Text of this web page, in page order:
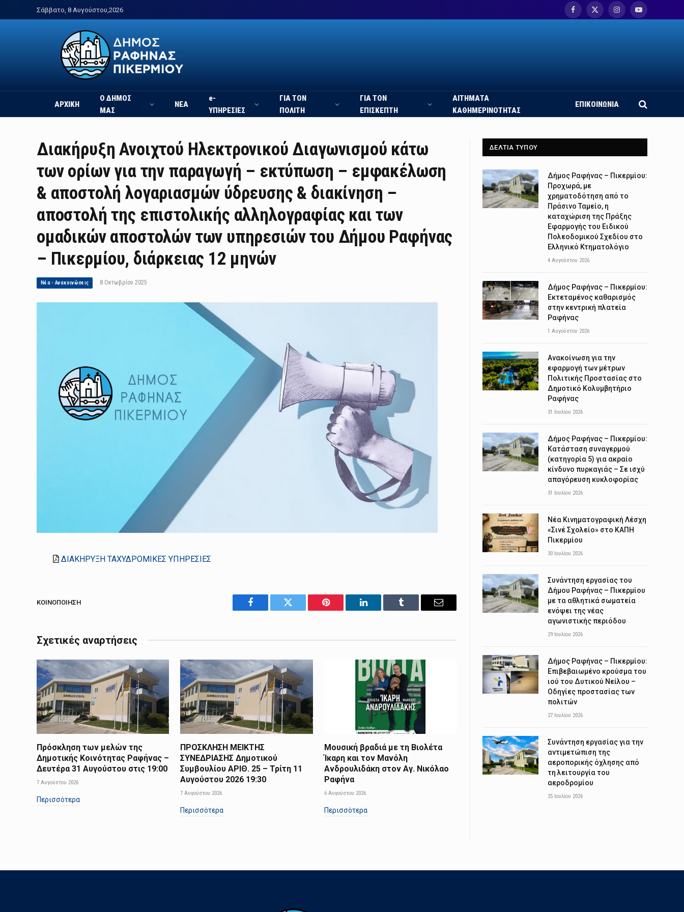
Σάββατο, 8 Αυγούστου,2026
Facebook
X
InstagramYouTube
ΑΡΧΙΚΗ
Ο ΔΗΜΟΣ
ΜΑΣ
ΝΕΑ
e-
ΥΠΗΡΕΣΙΕΣ
ΓΙΑ ΤΟΝ
ΠΟΛΙΤΗ
ΓΙΑ ΤΟΝ
ΕΠΙΣΚΕΠΤΗ
ΑΙΤΗΜΑΤΑ
ΚΑΘΗΜΕΡΙΝΟΤΗΤΑΣ
ΕΠΙΚΟΙΝΩΝΙΑ
Διακήρυξη Ανοιχτού Ηλεκτρονικού Διαγωνισμού κάτω
των ορίων για την παραγωγή – εκτύπωση – εμφακέλωση
& αποστολή λογαριασμών ύδρευσης & διακίνηση –
αποστολή της επιστολικής αλληλογραφίας και των
ομαδικών αποστολών των υπηρεσιών του Δήμου Ραφήνας
– Πικερμίου, διάρκειας 12 μηνών
Νέα - Ανακοινώσεις 8 Οκτωβρίου 2025
ΔΙΑΚΗΡΥΞΗ ΤΑΧΥΔΡΟΜΙΚΕΣ ΥΠΗΡΕΣΙΕΣ
ΚΟΙΝΟΠΟΊΗΣΗ
Facebook Twitter Pinterest LinkedIn Tumblr Email
Σχετικές αναρτήσεις
Πρόσκληση των μελών της
Δημοτικής Κοινότητας Ραφήνας –
Δευτέρα 31 Αυγούστου στις 19:00
7 Αυγούστου 2026
Περισσότερα
ΠΡΟΣΚΛΗΣΗ ΜΕΙΚΤΗΣ
ΣΥΝΕΔΡΙΑΣΗΣ Δημοτικού
Συμβουλίου ΑΡΙΘ. 25 – Τρίτη 11
Αυγούστου 2026 19:30
7 Αυγούστου 2026
Περισσότερα
Μουσική βραδιά με τη Βιολέτα
Ίκαρη και τον Μανόλη
Ανδρουλιδάκη στον Αγ. Νικόλαο
Ραφήνα
6 Αυγούστου 2026
Περισσότερα
ΔΕΛΤΙΑ ΤΥΠΟΥ
Δήμος Ραφήνας – Πικερμίου:
Προχωρά, με
χρηματοδότηση από το
Πράσινο Ταμείο, η
καταχώριση της Πράξης
Εφαρμογής του Ειδικού
Πολεοδομικού Σχεδίου στο
Ελληνικό Κτηματολόγιο
4 Αυγούστου 2026
Δήμος Ραφήνας – Πικερμίου:
Εκτεταμένος καθαρισμός
στην κεντρική πλατεία
Ραφήνας
1 Αυγούστου 2026
Ανακοίνωση για την
εφαρμογή των μέτρων
Πολιτικής Προστασίας στο
Δημοτικό Κολυμβητήριο
Ραφήνας
31 Ιουλίου 2026
Δήμος Ραφήνας – Πικερμίου:
Κατάσταση συναγερμού
(κατηγορία 5) για ακραίο
κίνδυνο πυρκαγιάς – Σε ισχύ
απαγόρευση κυκλοφορίας
31 Ιουλίου 2026
Νέα Κινηματογραφική Λέσχη
«Σινέ Σχολείο» στο ΚΑΠΗ
Πικερμίου
30 Ιουλίου 2026
Συνάντηση εργασίας του
Δήμου Ραφήνας – Πικερμίου
με τα αθλητικά σωματεία
ενόψει της νέας
αγωνιστικής περιόδου
29 Ιουλίου 2026
Δήμος Ραφήνας – Πικερμίου:
Επιβεβαιωμένο κρούσμα του
ιού του Δυτικού Νείλου –
Οδηγίες προστασίας των
πολιτών
27 Ιουλίου 2026
Συνάντηση εργασίας για την
αντιμετώπιση της
αεροπορικής όχλησης από
τη λειτουργία του
αεροδρομίου
25 Ιουλίου 2026